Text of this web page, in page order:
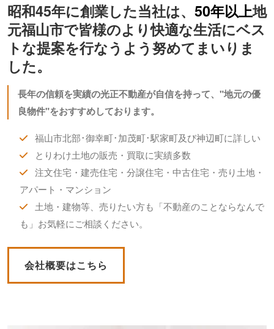
昭和45年に創業した当社は、 50年以上地
元福山市で皆様のより快適な生活にベス
トな提案を行なうよう努めてまいりま
した。
長年の信頼を実績の光正不動産が自信を持って、"地元の優
良物件"をおすすめしております。
福山市北部･御幸町･加茂町･駅家町及び神辺町に詳しい
とりわけ土地の販売・買取に実績多数
注文住宅・建売住宅・分譲住宅・中古住宅・売り土地・
アパート・マンション
土地・建物等、売りたい方も「不動産のことならなんで
も」お気軽にご相談ください。
会社概要はこちら